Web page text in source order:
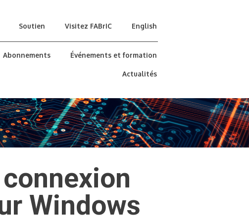
Soutien Visitez FABrIC English
Abonnements Événements et formation
Actualités
Windows